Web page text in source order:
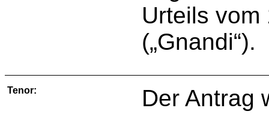
Urteils
(„Gnandi“).
Tenor:
Der Antrag